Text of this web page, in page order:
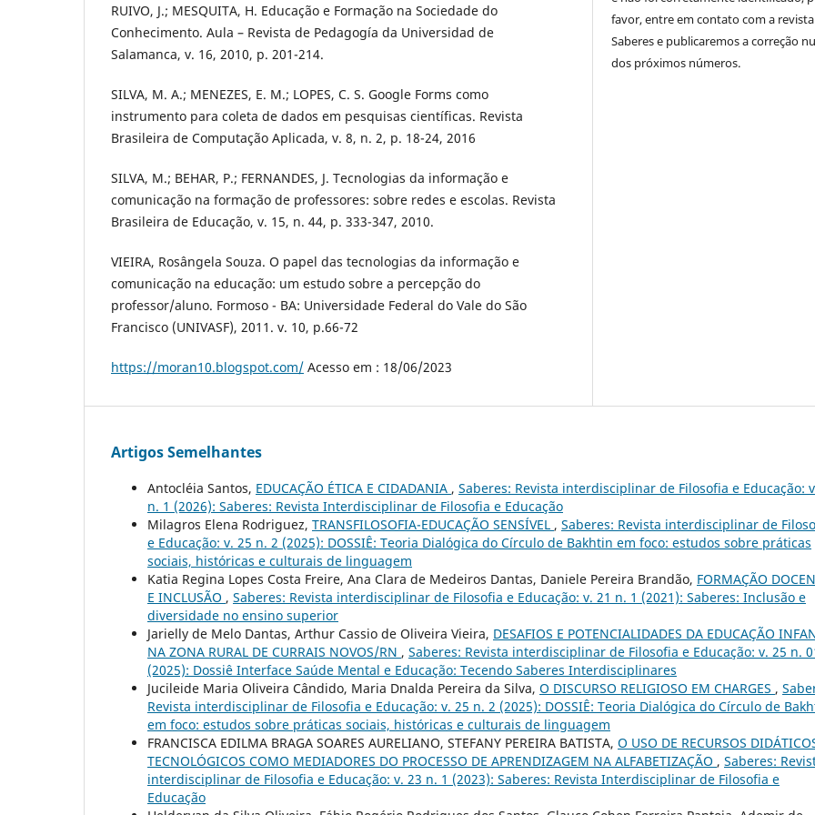
RUIVO, J.; MESQUITA, H. Educação e Formação na Sociedade do
Conhecimento. Aula – Revista de Pedagogía da Universidad de
Salamanca, v. 16, 2010, p. 201-214.
SILVA, M. A.; MENEZES, E. M.; LOPES, C. S. Google Forms como
instrumento para coleta de dados em pesquisas científicas. Revista
Brasileira de Computação Aplicada, v. 8, n. 2, p. 18-24, 2016
SILVA, M.; BEHAR, P.; FERNANDES, J. Tecnologias da informação e
comunicação na formação de professores: sobre redes e escolas. Revista
Brasileira de Educação, v. 15, n. 44, p. 333-347, 2010.
VIEIRA, Rosângela Souza. O papel das tecnologias da informação e
comunicação na educação: um estudo sobre a percepção do
professor/aluno. Formoso - BA: Universidade Federal do Vale do São
Francisco (UNIVASF), 2011. v. 10, p.66-72
https://moran10.blogspot.com/ Acesso em : 18/06/2023
favor, entre em contato com a revista
Saberes e publicaremos a correção
dos próximos números.
Artigos Semelhantes
Antocléia Santos, EDUCAÇÃO ÉTICA E CIDADANIA , Saberes: Revista interdisciplinar de Filosofia e Educação:
n. 1 (2026): Saberes: Revista Interdisciplinar de Filosofia e Educação
Milagros Elena Rodriguez, TRANSFILOSOFIA-EDUCAÇÃO SENSÍVEL , Saberes: Revista interdisciplinar de
e Educação: v. 25 n. 2 (2025): DOSSIÊ: Teoria Dialógica do Círculo de Bakhtin em foco: estudos sobre práticas
sociais, históricas e culturais de linguagem
Katia Regina Lopes Costa Freire, Ana Clara de Medeiros Dantas, Daniele Pereira Brandão, FORMAÇÃO
E INCLUSÃO , Saberes: Revista interdisciplinar de Filosofia e Educação: v. 21 n. 1 (2021): Saberes: Inclusão e
diversidade no ensino superior
Jarielly de Melo Dantas, Arthur Cassio de Oliveira Vieira, DESAFIOS E POTENCIALIDADES DA EDUCAÇÃO
NA ZONA RURAL DE CURRAIS NOVOS/RN , Saberes: Revista interdisciplinar de Filosofia e Educação: v. 25 n.
(2025): Dossiê Interface Saúde Mental e Educação: Tecendo Saberes Interdisciplinares
Jucileide Maria Oliveira Cândido, Maria Dnalda Pereira da Silva, O DISCURSO RELIGIOSO EM CHARGES ,
Revista interdisciplinar de Filosofia e Educação: v. 25 n. 2 (2025): DOSSIÊ: Teoria Dialógica do Círculo de
em foco: estudos sobre práticas sociais, históricas e culturais de linguagem
FRANCISCA EDILMA BRAGA SOARES AURELIANO, STEFANY PEREIRA BATISTA, O USO DE RECURSOS
TECNOLÓGICOS COMO MEDIADORES DO PROCESSO DE APRENDIZAGEM NA ALFABETIZAÇÃO , Saberes:
interdisciplinar de Filosofia e Educação: v. 23 n. 1 (2023): Saberes: Revista Interdisciplinar de Filosofia e
Educação